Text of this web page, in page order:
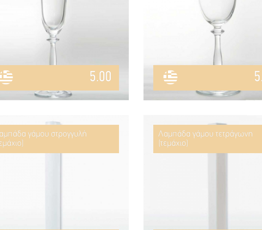
5.00
γάμου στρογγυλή
Λαμπάδα γάμου τετράγωνη
(τεμάχιο)